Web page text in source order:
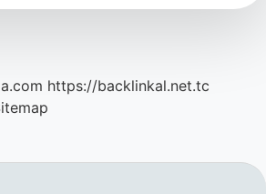
https://backlinkal.net.tc